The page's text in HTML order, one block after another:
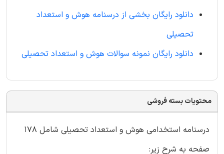
دانلود رایگان بخشی از درسنامه هوش و استعداد
تحصیلی
دانلود رایگان نمونه سوالات هوش و استعداد تحصیلی
محتویات بسته فروشی
درسنامه استخدامی هوش و استعداد تحصیلی شامل 178
صفحه به شرح زیر: